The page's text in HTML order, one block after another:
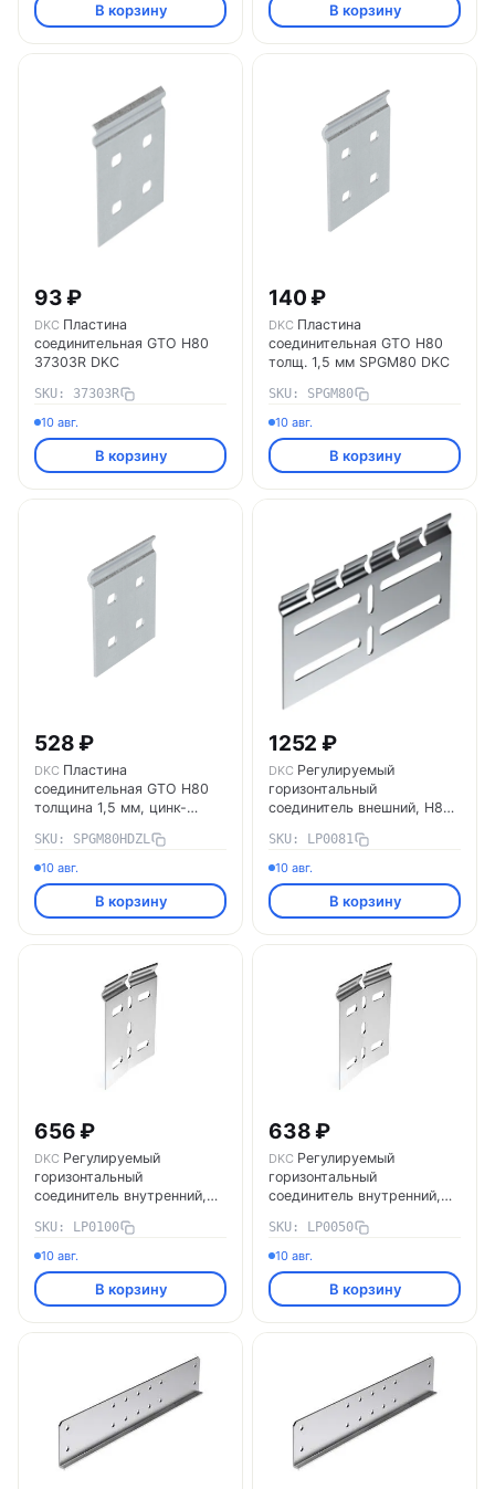
В корзину В корзину
93 ₽
DKC Пластина
соединительная GTO H80
37303R DKC
SKU: 37303R
10 авг.
В корзину
140 ₽
DKC Пластина
соединительная GTO H80
толщ. 1,5 мм SPGM80 DKC
SKU: SPGM80
10 авг.
В корзину
528 ₽
DKC Пластина
соединительная GTO H80
толщина 1,5 мм, цинк-
DKC
SKU: SPGM80HDZL
10 авг.
В корзину
1252 ₽
DKC Регулируемый
горизонтальный
соединитель внешний, H80
SKU: LP0081
10 авг.
В корзину
656 ₽
DKC Регулируемый
горизонтальный
соединитель внутренний,
SKU: LP0100
10 авг.
В корзину
638 ₽
DKC Регулируемый
горизонтальный
соединитель внутренний,
SKU: LP0050
10 авг.
В корзину